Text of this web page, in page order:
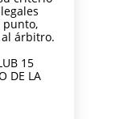
árbitro.
15
DE LA